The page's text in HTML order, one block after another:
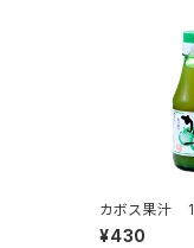
カボス果汁
¥430